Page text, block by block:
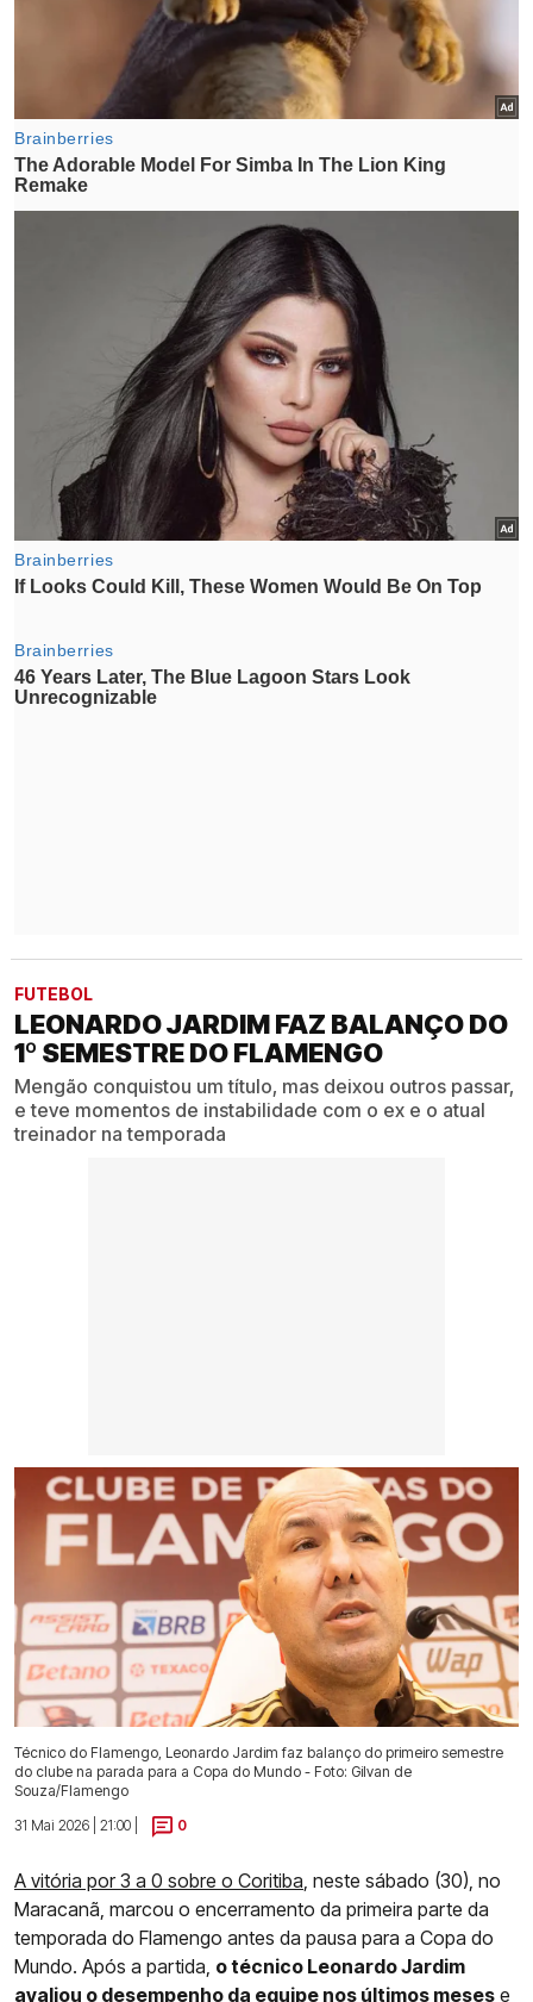
FUTEBOL
LEONARDO JARDIM FAZ BALANÇO DO
1º SEMESTRE DO FLAMENGO
Mengão conquistou um título, mas deixou outros passar,
e teve momentos de instabilidade com o ex e o atual
treinador na temporada
Técnico do Flamengo, Leonardo Jardim faz balanço do primeiro semestre
do clube na parada para a Copa do Mundo - Foto: Gilvan de
Souza/Flamengo
31 Mai 2026 | 21:00 |
0
A vitória por 3 a 0 sobre o Coritiba , neste sábado (30), no
Maracanã, marcou o encerramento da primeira parte da
temporada do Flamengo antes da pausa para a Copa do
Mundo. Após a partida, o técnico Leonardo Jardim
avaliou o desempenho da equipe nos últimos meses e